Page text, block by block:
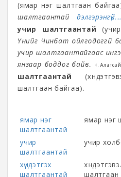
(ямар нэг шалтгаан
шалтгаантайдэлгэрэнгүй...
учир шалтгаантай
Үүнийг Чинбат ойлгодоггүй
учир шалтгаантайгаас
янзаар боддог байв.
шалтгаантай
шалтгаан байгаа).
ямар нэг
шалтгаантай
ямар нэг
учир
шалтгаантай
учир
хүндэтгэх
шалтгаантай
шалтгаан